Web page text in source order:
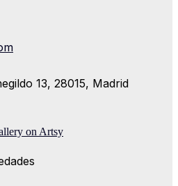
13, 28015, Madrid